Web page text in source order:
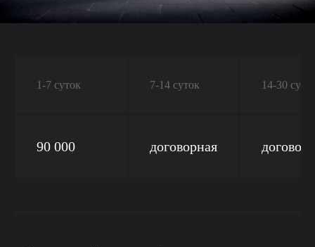
1-7 суток 7-14 суток 14-30
90 000 договорная